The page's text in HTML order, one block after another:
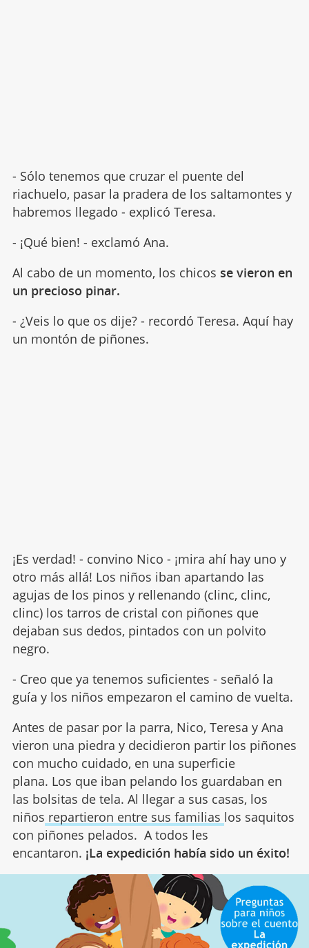
- Sólo tenemos que cruzar el puente del
riachuelo, pasar la pradera de los saltamontes y
habremos llegado - explicó Teresa.
- ¡Qué bien! - exclamó Ana.
Al cabo de un momento, los chicos se vieron en
un precioso pinar.
- ¿Veis lo que os dije? - recordó Teresa. Aquí hay
un montón de piñones.
¡Es verdad! - convino Nico - ¡mira ahí hay uno y
otro más allá! Los niños iban apartando las
agujas de los pinos y rellenando (clinc, clinc,
clinc) los tarros de cristal con piñones que
dejaban sus dedos, pintados con un polvito
negro.
- Creo que ya tenemos suficientes - señaló la
guía y los niños empezaron el camino de vuelta.
Antes de pasar por la parra, Nico, Teresa y Ana
vieron una piedra y decidieron partir los piñones
con mucho cuidado, en una superficie
plana. Los que iban pelando los guardaban en
las bolsitas de tela. Al llegar a sus casas, los
niños repartieron entre sus familias los saquitos
con piñones pelados. A todos les
encantaron. ¡La expedición había sido un éxito!